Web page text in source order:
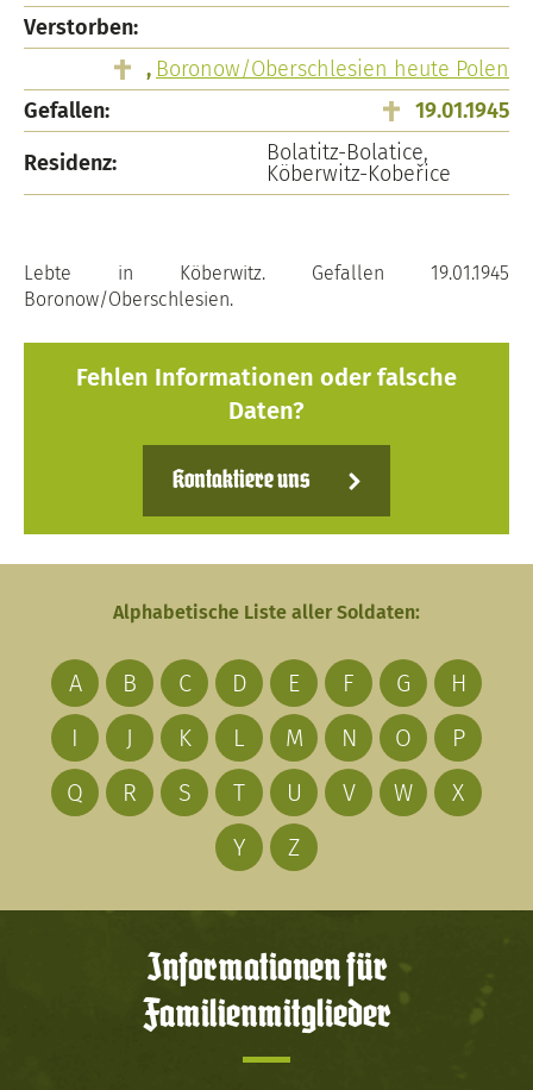
Verstorben:
, Boronow/Oberschlesien heute Polen
Gefallen:
19.01.1945
Residenz:
Bolatitz-Bolatice,
Köberwitz-Kobeřice
Lebte in Köberwitz. Gefallen 19.01.1945
Boronow/Oberschlesien.
Fehlen Informationen oder falsche
Daten?
Kontaktiere uns
Alphabetische Liste aller Soldaten:
A B C D E F G
H
I
J K L M N O
P
Q
R S T U V W
X
Y
Z
Informationen für
Familienmitglieder